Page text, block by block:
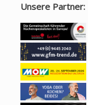
Unsere Partner: